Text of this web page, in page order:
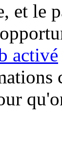
et le
activé